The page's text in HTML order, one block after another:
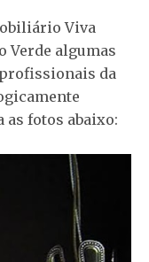
Viva
Verde algumas
da
fotos abaixo: